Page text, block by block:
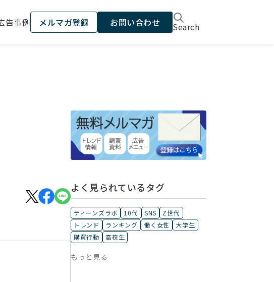
告事例 メルマガ登録 お問い合わせ Search
よく見られているタグ
ティーンズラボ 10代 SNS
Z世代
トレンド
ランキング 働く女性
大学生
購買行動
高校生
もっと見る